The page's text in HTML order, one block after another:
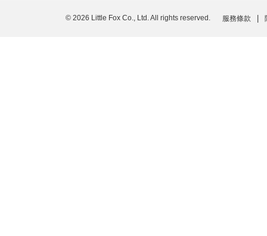
© 2026 Little Fox Co., Ltd. All rights reserved. 服務條款